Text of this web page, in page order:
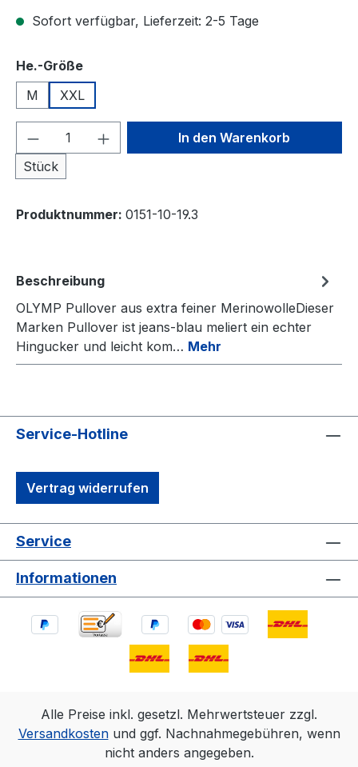
Sofort verfügbar, Lieferzeit: 2-5 Tage
He.-Größeauswählen
M
XXL
Produkt Anzahl: Gib den
Stück
In den Warenkorb
Produktnummer: 0151-10-19.3
Beschreibung
OLYMP Pullover aus extra feiner MerinowolleDieser
Marken Pullover ist jeans-blau meliert ein echter
Hingucker und leicht kom… Mehr
Service-Hotline
Vertrag widerrufen
Service
Informationen
Alle Preise inkl. gesetzl. Mehrwertsteuer zzgl.
Versandkostenund ggf. Nachnahmegebühren, wenn
nicht anders angegeben.